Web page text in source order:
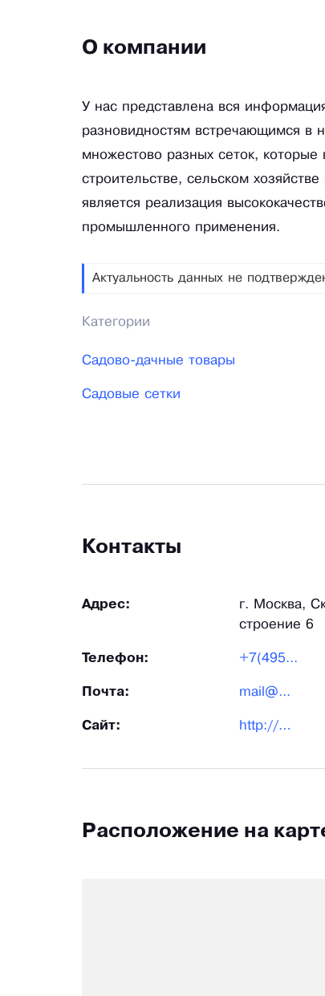
О компании
У нас представлена вся
разновидностям встречающимся в
множестово разных сеток,
строительстве, сельском
является реализация
промышленного применения.
Актуальность данных не
Категории
Садово-дачные товары
Садовые сетки
Контакты
Адрес:
г. Москва,
строение 6
Телефон: +7(495...
Почта: mail@...
Сайт: http://plastikovaya-setka.ru/
Расположение на